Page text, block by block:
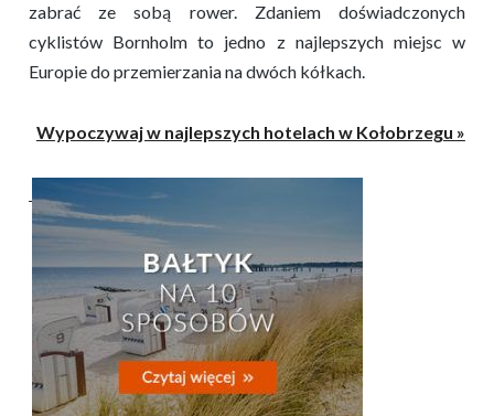
zabrać ze sobą rower. Zdaniem doświadczonych
cyklistów Bornholm to jedno z najlepszych miejsc w
Europie do przemierzania na dwóch kółkach.
Wypoczywaj w najlepszych hotelach w Kołobrzegu »